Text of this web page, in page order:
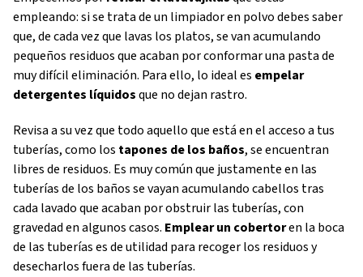
empleando: si se trata de un limpiador en polvo debes saber
que, de cada vez que lavas los platos, se van acumulando
pequeños residuos que acaban por conformar una pasta de
muy difícil eliminación. Para ello, lo ideal es empelar
detergentes líquidosque no dejan rastro.
Revisa a su vez que todo aquello que está en el acceso a tus
tuberías, como los tapones de los baños, se encuentran
libres de residuos. Es muy común que justamente en las
tuberías de los baños se vayan acumulando cabellos tras
cada lavado que acaban por obstruir las tuberías, con
gravedad en algunos casos. Emplear un cobertoren la boca
de las tuberías es de utilidad para recoger los residuos y
desecharlos fuera de las tuberías.